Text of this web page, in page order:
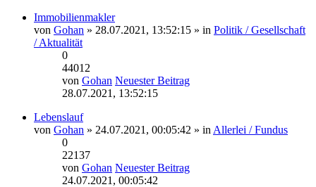
Immobilienmakler
von Gohan » 28.07.2021, 13:52:15 » in Politik / Gesellschaft
/ Aktualität
0
44012
von Gohan Neuester Beitrag
28.07.2021, 13:52:15
Lebenslauf
von Gohan » 24.07.2021, 00:05:42 » in Allerlei / Fundus
0
22137
von Gohan Neuester Beitrag
24.07.2021, 00:05:42